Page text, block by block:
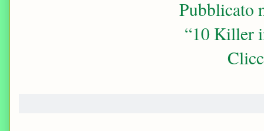
Pubblicato
“10 Killer